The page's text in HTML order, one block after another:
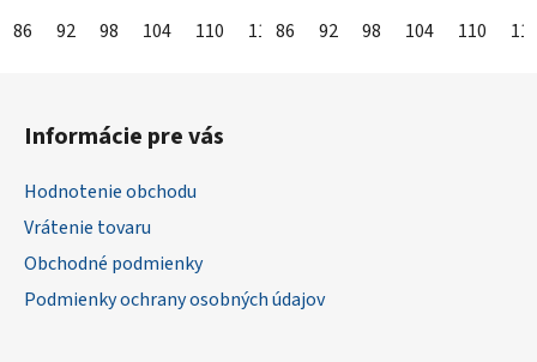
86 92 98 104 110 116 122 128 134 140
86 92 98 104 110
Informácie pre vás
Hodnotenie obchodu
Vrátenie tovaru
Obchodné podmienky
Podmienky ochrany osobných údajov